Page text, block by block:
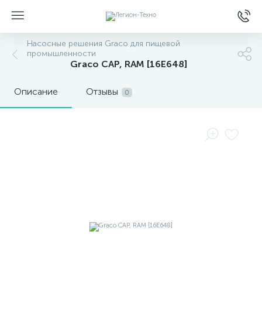
Насосные решения Graco для пищевой
промышленности
Graco CAP, RAM [16E648]
Описание Отзывы 0